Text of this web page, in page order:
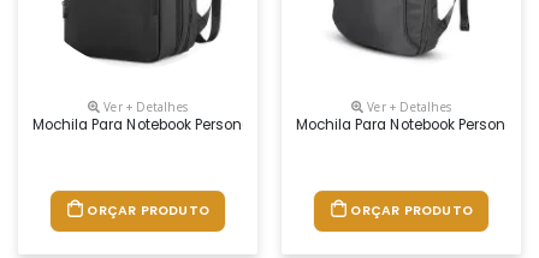
Ver + Detalhes
Mochila Para Notebook Personalizada
ORÇAR PRODUTO
Ver + Detalhes
Mochila Para Notebook
ORÇAR PRODUTO